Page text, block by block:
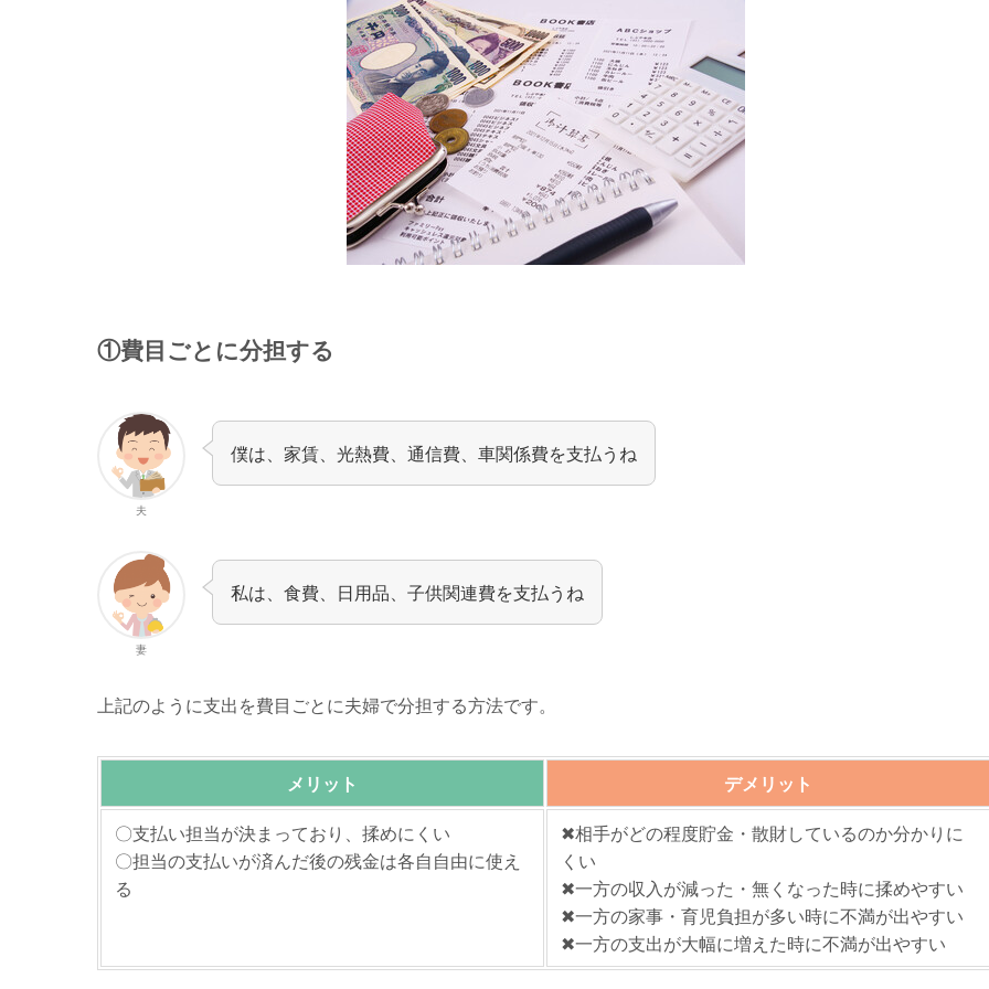
①費目ごとに分担する
夫
僕は、家賃、光熱費、通信費、車関係費を支払うね
妻
私は、食費、日用品、子供関連費を支払うね
上記のように支出を費目ごとに夫婦で分担する方法です。
メリット
デメリット
〇支払い担当が決まっており、揉めにくい
〇担当の支払いが済んだ後の残金は各自自由に使え
る
✖相手がどの程度貯金・散財しているのか分かりに
くい
✖一方の収入が減った・無くなった時に揉めやすい
✖一方の家事・育児負担が多い時に不満が出やすい
✖一方の支出が大幅に増えた時に不満が出やすい